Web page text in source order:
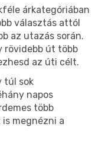
árkategóriában
választás attól
az utazás során.
rövidebb út több
az úti célt.
túl sok
napos
több
megnézni a